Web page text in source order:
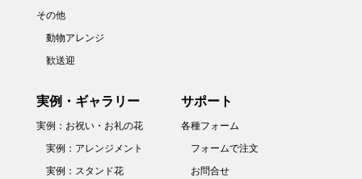
その他
動物アレンジ
歓送迎
実例・ギャラリー
実例：お祝い・お礼の花
実例：アレンジメント
実例：スタンド花
サポート
各種フォーム
フォームで注文
お問合せ